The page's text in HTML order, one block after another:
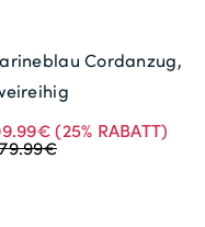
Cordanzug,
(25% RABATT)